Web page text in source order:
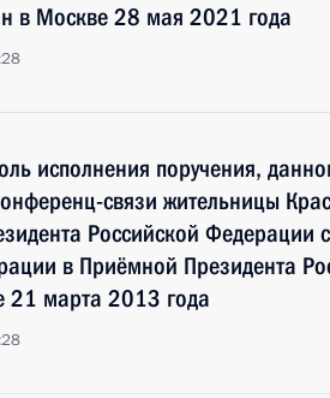
в Москве 28 мая 2021 года
исполнения поручения,
связи жительницы
Российской Федерации
в Приёмной Президента
21 марта 2013 года